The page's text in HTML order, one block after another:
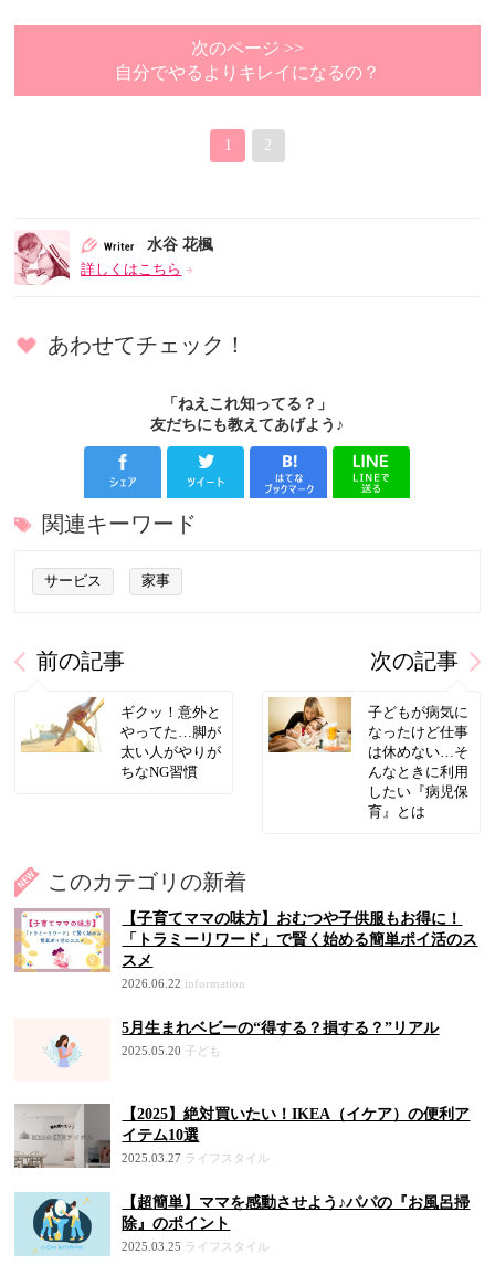
次のページ >>
自分でやるよりキレイになるの？
1 2
水谷 花楓
詳しくはこちら
あわせてチェック！
「ねえこれ知ってる？」
友だちにも教えてあげよう♪
関連キーワード
サービス 家事
前の記事
ギクッ！意外と
やってた…脚が
太い人がやりが
ちなNG習慣
次の記事
子どもが病気に
なったけど仕事
は休めない…そ
んなときに利用
したい『病児保
育』とは
このカテゴリの新着
【子育てママの味方】おむつや子供服もお得に！
「トラミーリワード」で賢く始める簡単ポイ活のス
スメ
2026.06.22 information
5月生まれベビーの“得する？損する？”リアル
2025.05.20 子ども
【2025】絶対買いたい！IKEA（イケア）の便利ア
イテム10選
2025.03.27 ライフスタイル
【超簡単】ママを感動させよう♪パパの『お風呂掃
除』のポイント
2025.03.25 ライフスタイル